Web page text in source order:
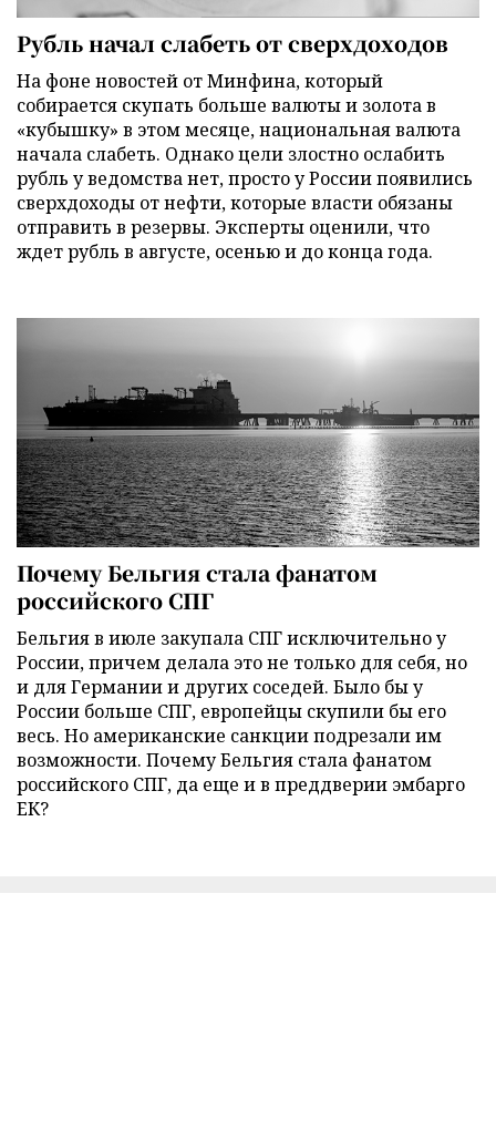
Рубль начал слабеть от сверхдоходов
На фоне новостей от Минфина, который
собирается скупать больше валюты и золота в
«кубышку» в этом месяце, национальная валюта
начала слабеть. Однако цели злостно ослабить
рубль у ведомства нет, просто у России появились
сверхдоходы от нефти, которые власти обязаны
отправить в резервы. Эксперты оценили, что
ждет рубль в августе, осенью и до конца года.
Почему Бельгия стала фанатом
российского СПГ
Бельгия в июле закупала СПГ исключительно у
России, причем делала это не только для себя, но
и для Германии и других соседей. Было бы у
России больше СПГ, европейцы скупили бы его
весь. Но американские санкции подрезали им
возможности. Почему Бельгия стала фанатом
российского СПГ, да еще и в преддверии эмбарго
ЕК?